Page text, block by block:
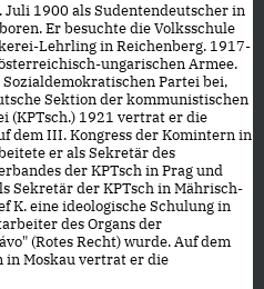
1900 als Sudentendeutscher in
Er besuchte die Volksschule
Lehrling in Reichenberg. 1917-
ungarischen Armee.
Partei bei,
Sektion der kommunistischen
(KPTsch.) 1921 vertrat er die
dem III. Kongress der Komintern in
er als Sekretär des
der KPTsch in Prag und
Sekretär der KPTsch in Mährisch-
K. eine ideologische Schulung in
des Organs der
(Rotes Recht) wurde. Auf dem
in Moskau vertrat er die